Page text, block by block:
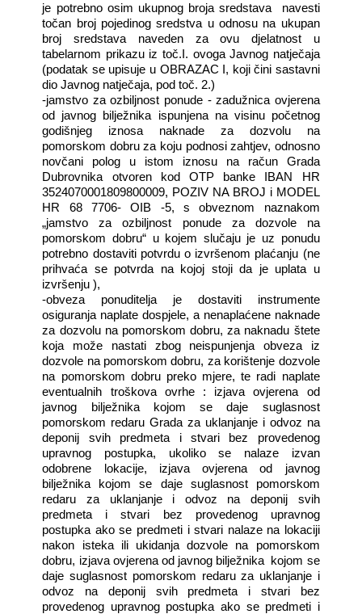
je potrebno osim ukupnog broja sredstava
navesti
točan broj pojedinog sredstva u odnosu na ukupan
broj sredstava naveden za ovu djelatnost u
tabelarnom prikazu iz toč.I. ovoga Javnog natječaja
(podatak se upisuje u OBRAZAC I, koji čini sastavni
dio Javnog natječaja, pod toč. 2.)
-jamstvo za ozbiljnost ponude - zadužnica ovjerena
od javnog bilježnika ispunjena na visinu početnog
godišnjeg iznosa naknade za dozvolu na
pomorskom dobru za koju podnosi zahtjev, odnosno
novčani polog u istom iznosu na račun Grada
Dubrovnika otvoren kod OTP banke IBAN HR
3524070001809800009, POZIV NA BROJ i MODEL
HR 68 7706- OIB -5, s obveznom naznakom
„jamstvo za ozbiljnost ponude za dozvole na
pomorskom dobru“ u kojem slučaju je uz ponudu
potrebno dostaviti potvrdu o izvršenom plaćanju (ne
prihvaća se potvrda na kojoj stoji da je uplata u
izvršenju ),
-obveza ponuditelja je dostaviti instrumente
osiguranja naplate dospjele, a nenaplaćene naknade
za dozvolu na pomorskom dobru, za naknadu štete
koja može nastati zbog neispunjenja obveza iz
dozvole na pomorskom dobru, za korištenje dozvole
na pomorskom dobru preko mjere, te radi naplate
eventualnih troškova ovrhe : izjava ovjerena od
javnog bilježnika kojom se daje suglasnost
pomorskom redaru Grada za uklanjanje i odvoz na
deponij svih predmeta i stvari bez provedenog
upravnog postupka, ukoliko se nalaze izvan
odobrene lokacije, izjava ovjerena od javnog
bilježnika kojom se daje suglasnost pomorskom
redaru za uklanjanje i odvoz na deponij svih
predmeta i stvari bez provedenog upravnog
postupka ako se predmeti i stvari nalaze na lokaciji
nakon isteka ili ukidanja dozvole na pomorskom
dobru, izjava ovjerena od javnog bilježnika
kojom se
daje suglasnost pomorskom redaru za uklanjanje i
odvoz na deponij svih predmeta i stvari bez
provedenog upravnog postupka ako se predmeti i